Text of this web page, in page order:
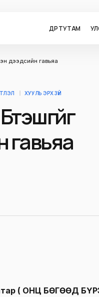
ӨДӨР ТУТАМ
дээдсийн гавьяа
ХУУЛЬ ЭРХ ЗҮЙ
гавьяа
( ОНЦ БӨГӨӨД